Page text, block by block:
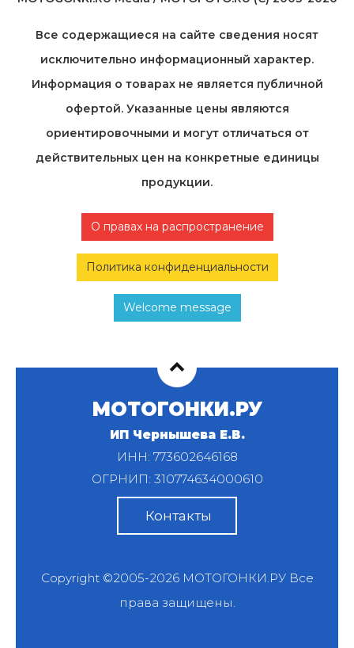
Все содержащиеся на cайте сведения носят
исключительно информационный характер.
Информация о товарах не является публичной
офертой. Указанные цены являются
ориентировочными и могут отличаться от
действительных цен на конкретные единицы
продукции.
О правах на распространение
Политика конфиденциальности
Welcome message
МОТОГОНКИ.РУ
ИП Чернышева Е.В.
ИНН: 773602646168
ОГРНИП: 310774634000610
Контакты
Copyright ©2005-2026 МОТОГОНКИ.РУВсе
права защищены.